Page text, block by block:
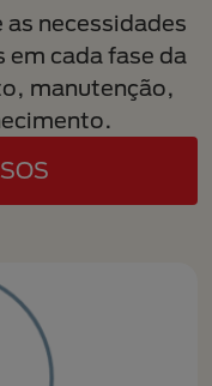
necessidades
em cada fase da
manutenção,